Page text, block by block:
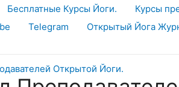
Бесплатные Курсы Йоги. Курсы
Telegram Открытый Йога